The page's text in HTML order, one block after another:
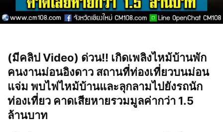
(มีคลิป Video) ด่วน!! เกิดเพลิงไหม้บ้านพัก
คนงานม่อนอิงดาว สถานที่ท่องเที่ยวบนม่อน
แจ่ม พบไฟไหม้บ้านและลุกลามไปยังรถนัก
ท่องเที่ยว คาดเสียหายรวมมูลค่ากว่า 1.5
ล้านบาท